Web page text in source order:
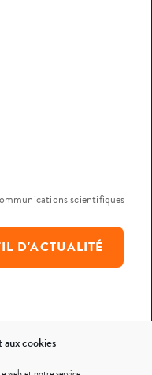
cookies
scientifiques
D'ACTUALITÉ